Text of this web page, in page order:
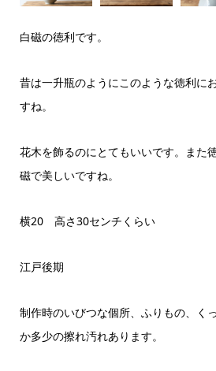
白磁の徳利です。
昔は一升瓶のようにこのような徳利に
すね。
花木を飾るのにとてもいいです。また
磁で美しいですね。
横20 高さ30センチくらい
江戸後期
制作時のいびつな個所、ふりもの、く
か多少の擦れ汚れあります。